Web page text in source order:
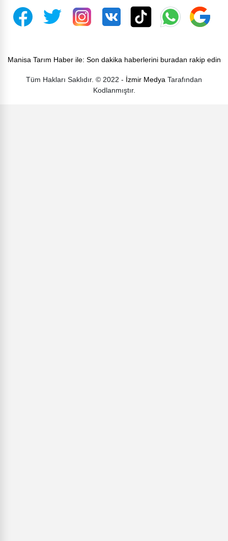
Manisa Tarım Haber ile: Son dakika haberlerini buradan rakip edin
Tüm Hakları Saklıdır. © 2022 - İzmir Medya Tarafından
Kodlanmıştır.